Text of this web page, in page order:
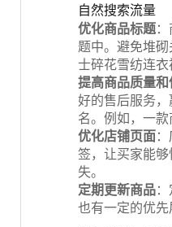
自然搜索流量
优化商品标题
题中。避免堆
士碎花雪纺连
提高商品质量
好的售后服务
名。例如，一
优化店铺页面
签，让买家能
失。
定期更新商品
也有一定的优